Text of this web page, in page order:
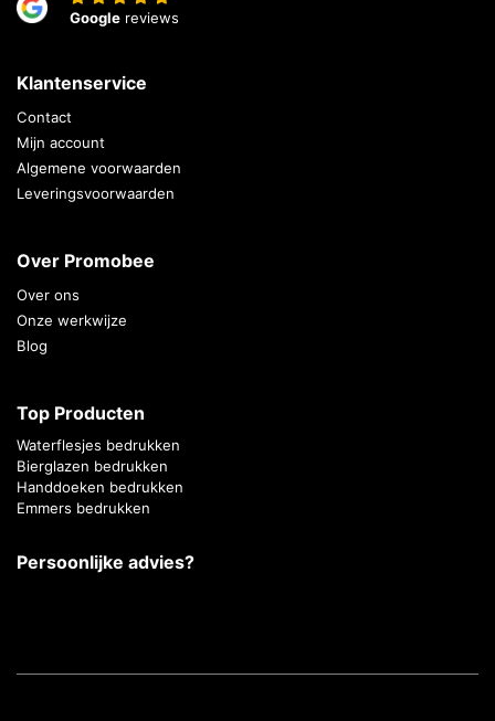
Google reviews
Klantenservice
Contact
Mijn account
Algemene voorwaarden
Leveringsvoorwaarden
Over Promobee
Over ons
Onze werkwijze
Blog
Top Producten
Waterflesjes bedrukken
Bierglazen bedrukken
Handdoeken bedrukken
Emmers bedrukken
Persoonlijke advies?